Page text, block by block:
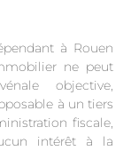
à Rouen
ne peut
objective,
à un tiers
fiscale,
intérêt à la